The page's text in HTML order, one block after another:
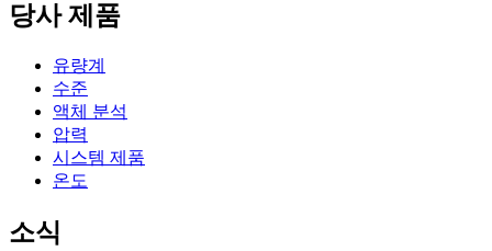
당사 제품
유량계
수준
액체 분석
압력
시스템 제품
온도
소식